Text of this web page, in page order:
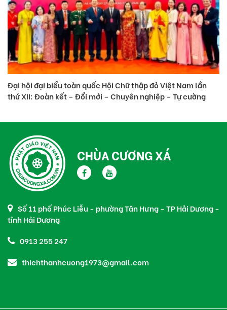
Đại hội đại biểu toàn quốc Hội Chữ thập đỏ Việt Nam lần
thứ XII: Đoàn kết – Đổi mới – Chuyên nghiệp – Tự cường
CHÙA CƯƠNG XÁ
Số 11 phố Phúc Liễu - phường Tân Hưng - TP Hải Dương -
tỉnh Hải Dương
0913 255 247
thichthanhcuong1973@gmail.com